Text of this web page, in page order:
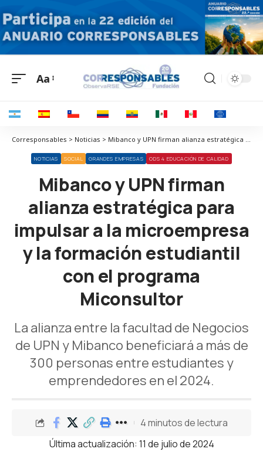
Aa
Corresponsables > Noticias > Mibanco y UPN firman alianza estratégica para impulsar a la microempresa y la formación estudiantil con el programa Miconsultor
NOTICIAS SOCIAL GRANDES EMPRESAS ODS 4 EDUCACIÓN DE CALIDAD
Mibanco y UPN firman
alianza estratégica para
impulsar a la microempresa
y la formación estudiantil
con el programa
Miconsultor
La alianza entre la facultad de Negocios
de UPN y Mibanco beneficiará a más de
300 personas entre estudiantes y
emprendedores en el 2024.
Última actualización: 11 de julio de 2024
4 minutos de lectura